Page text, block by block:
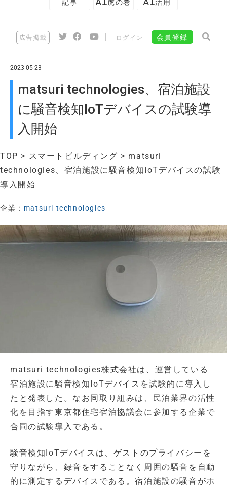
記事 AI虎の巻 AI活用
広告掲載 ログイン 会員登録
2023-05-23
matsuri technologies、宿泊施設
に騒音検知IoTデバイスの試験導
入開始
TOP > スマートビルディング > matsuri
technologies、宿泊施設に騒音検知IoTデバイスの試験
導入開始
企業： matsuri technologies
matsuri technologies株式会社は、運営している
宿泊施設に騒音検知IoTデバイスを試験的に導入し
たと発表した。なお同取り組みは、民泊業界の活性
化を目指す東京都住宅宿泊協議会に参加する企業で
合同の試験導入である。
騒音検知IoTデバイスは、ゲストのプライバシーを
守りながら、録音をすることなく周囲の騒音を自動
的に測定するデバイスである。宿泊施設の騒音がホ